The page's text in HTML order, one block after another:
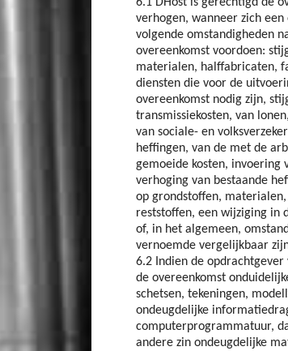
verhogen, wanneer zich
volgende omstandigheden
overeenkomst voordoen:
materialen, halffabricaten,
diensten die voor de
overeenkomst nodig zijn,
transmissiekosten, van
van sociale- en
heffingen, van de met de
gemoeide kosten, invoering
verhoging van bestaande
op grondstoffen,
reststoffen, een wijziging in
of, in het algemeen,
vernoemde vergelijkbaar
6.2 Indien de
de overeenkomst
schetsen, tekeningen,
ondeugdelijke
computerprogrammatuur,
andere zin ondeugdelijke